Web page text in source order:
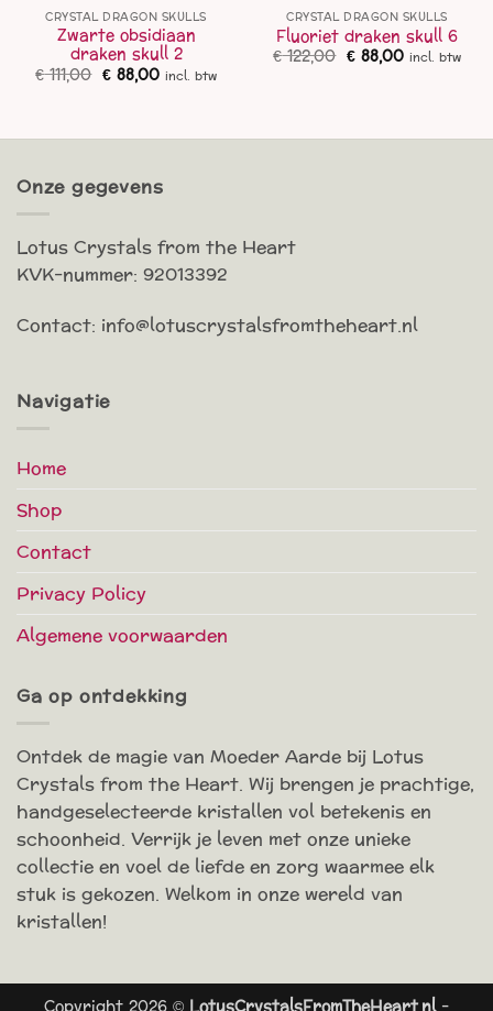
CRYSTAL DRAGON SKULLS
Zwarte obsidiaan
draken skull 2
€111,00 Oorspronkelijke
prijs
€88,00Huidige
prijs
incl. btw
CRYSTAL DRAGON SKULLS
Fluoriet draken skull 6
€122,00 Oorspronkelijke
prijs
€88,00Huidige
prijs
incl. btw
Onze gegevens
Lotus Crystals from the Heart
KVK-nummer: 92013392
Contact: info@lotuscrystalsfromtheheart.nl
Navigatie
Home
Shop
Contact
Privacy Policy
Algemene voorwaarden
Ga op ontdekking
Ontdek de magie van Moeder Aarde bij Lotus
Crystals from the Heart. Wij brengen je prachtige,
handgeselecteerde kristallen vol betekenis en
schoonheid. Verrijk je leven met onze unieke
collectie en voel de liefde en zorg waarmee elk
stuk is gekozen. Welkom in onze wereld van
kristallen!